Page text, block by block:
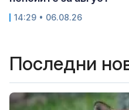
14:29 • 06.08.26
Последни